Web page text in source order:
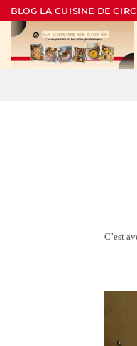
Passer
au
contenu
BLOG LA CUISINE DE
C’est